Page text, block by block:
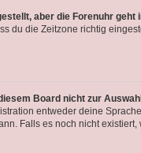
aber die Forenuhr
du die Zeitzone richtig
Board nicht zur
entweder deine
Falls es noch nicht